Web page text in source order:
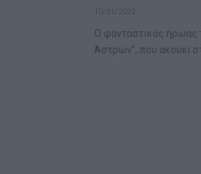
10/01/2022
Ο φανταστικός ήρωας
Άστρων”, που ακούει